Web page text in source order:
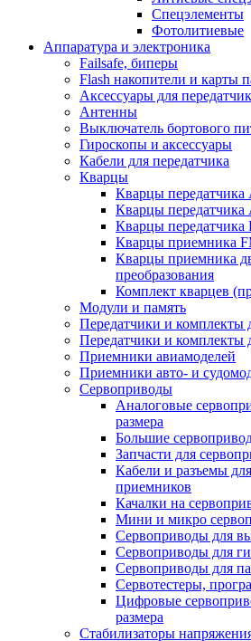
Спецэлементы
Фотолитиевые
Аппаратура и электроника
Failsafe, биперы
Flash накопители и карты
Аксессуары для
Антенны
Выключатель бортового
Гироскопы и аксессуары
Кабели для передатчика
Кварцы
Кварцы
Кварцы
Кварцы передатчика
Кварцы приемника
Кварцы приемника
преобразования
Комплект кварцев
Модули и память
Передатчики и комплекты
Передатчики и комплекты
Приемники авиамоделей
Приемники авто- и
Сервоприводы
Аналоговые
размера
Большие
Запчасти для
Кабели и разъемы
приемников
Качалки на
Мини и микро
Сервоприводы для
Сервоприводы для
Сервоприводы для
Сервотестеры,
Цифровые
размера
Стабилизаторы